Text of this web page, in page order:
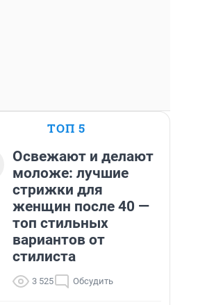
ТОП 5
Освежают и делают
моложе: лучшие
стрижки для
женщин после 40 —
топ стильных
вариантов от
стилиста
3 525 Обсудить